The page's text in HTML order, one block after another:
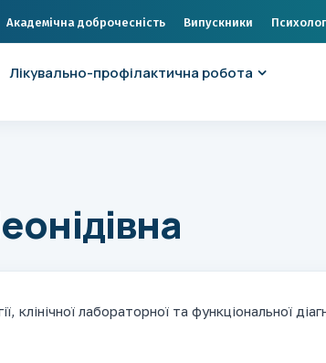
Академічна доброчесність Випускники
Лікувально-профілактична робота
клінічної лабораторної та функціональної